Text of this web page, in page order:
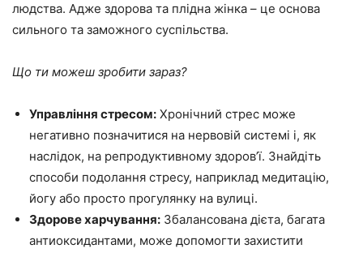
людства. Адже здорова та плідна жінка – це основа
сильного та заможного суспільства.
Що ти можеш зробити зараз?
Управління стресом: Хронічний стрес може
негативно позначитися на нервовій системі і, як
наслідок, на репродуктивному здоров’ї. Знайдіть
способи подолання стресу, наприклад медитацію,
йогу або просто прогулянку на вулиці.
Здорове харчування: Збалансована дієта, багата
антиоксидантами, може допомогти захистити